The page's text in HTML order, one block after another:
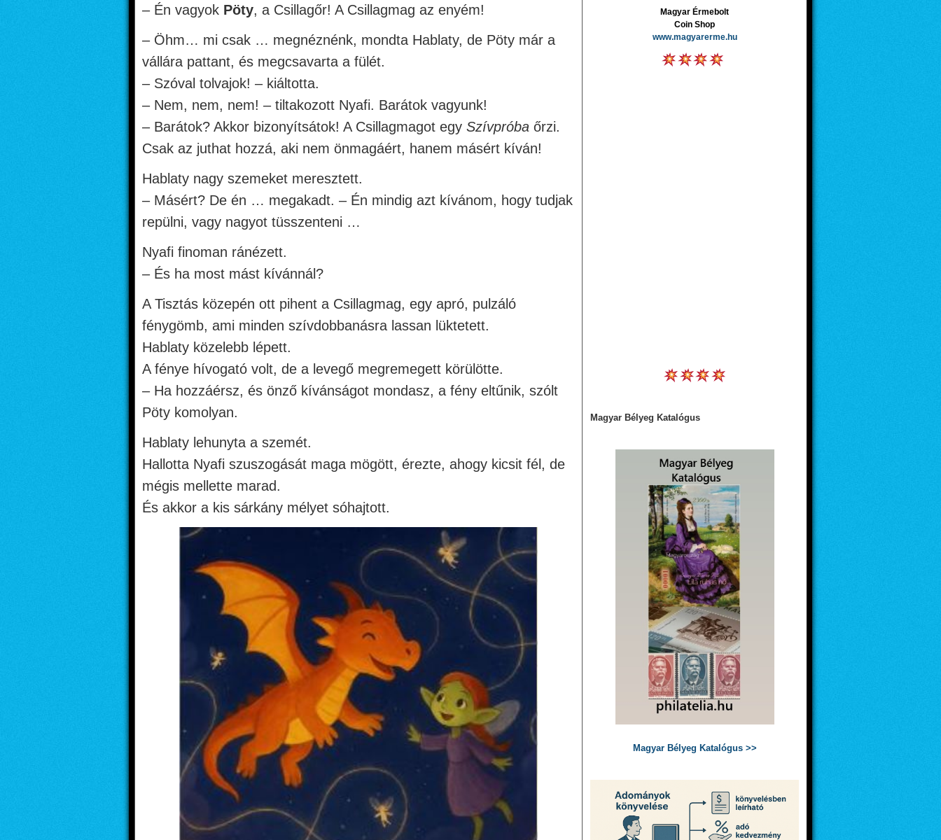
– Én vagyok Pöty, a Csillagőr! A Csillagmag az enyém!
– Öhm… mi csak … megnéznénk, mondta Hablaty, de Pöty már a
vállára pattant, és megcsavarta a fülét.
– Szóval tolvajok! – kiáltotta.
– Nem, nem, nem! – tiltakozott Nyafi. Barátok vagyunk!
– Barátok? Akkor bizonyítsátok! A Csillagmagot egy Szívpróba őrzi.
Csak az juthat hozzá, aki nem önmagáért, hanem másért kíván!
Hablaty nagy szemeket meresztett.
– Másért? De én … megakadt. – Én mindig azt kívánom, hogy tudjak
repülni, vagy nagyot tüsszenteni …
Nyafi finoman ránézett.
– És ha most mást kívánnál?
A Tisztás közepén ott pihent a Csillagmag, egy apró, pulzáló
fénygömb, ami minden szívdobbanásra lassan lüktetett.
Hablaty közelebb lépett.
A fénye hívogató volt, de a levegő megremegett körülötte.
– Ha hozzáérsz, és önző kívánságot mondasz, a fény eltűnik, szólt
Pöty komolyan.
Hablaty lehunyta a szemét.
Hallotta Nyafi szuszogását maga mögött, érezte, ahogy kicsit fél, de
mégis mellette marad.
És akkor a kis sárkány mélyet sóhajtott.
Magyar Érmebolt
Coin Shop
www.magyarerme.hu
Magyar Bélyeg Katalógus
Magyar Bélyeg Katalógus >>